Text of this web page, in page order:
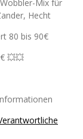
Mix für
Hecht
80 bis 90€
💥💥